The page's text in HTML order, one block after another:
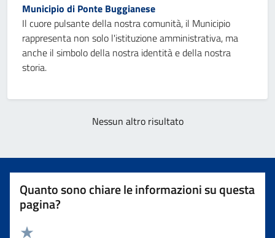
Municipio di Ponte Buggianese
Il cuore pulsante della nostra comunità, il Municipio
rappresenta non solo l'istituzione amministrativa, ma
anche il simbolo della nostra identità e della nostra
storia.
Nessun altro risultato
Quanto sono chiare le informazioni su questa
pagina?